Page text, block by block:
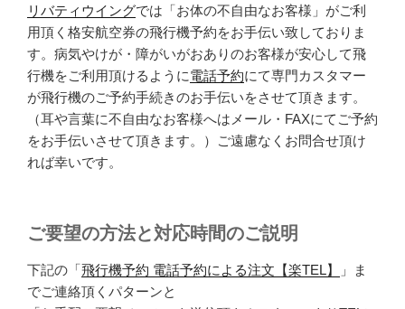
リバティウイングでは「お体の不自由なお客様」がご利
用頂く格安航空券の飛行機予約をお手伝い致しておりま
す。病気やけが・障がいがおありのお客様が安心して飛
行機をご利用頂けるように電話予約にて専門カスタマー
が飛行機のご予約手続きのお手伝いをさせて頂きます。
（耳や言葉に不自由なお客様へはメール・FAXにてご予約
をお手伝いさせて頂きます。）ご遠慮なくお問合せ頂け
れば幸いです。
ご要望の方法と対応時間のご説明
下記の「飛行機予約 電話予約による注文【楽TEL】
」ま
でご連絡頂くパターンと